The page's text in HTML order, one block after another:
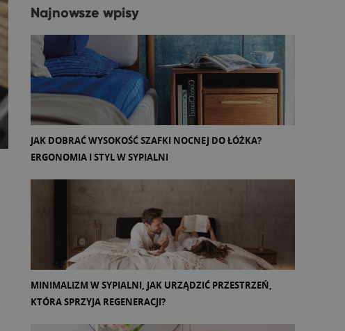
Najnowsze wpisy
JAK DOBRAĆ WYSOKOŚĆ SZAFKI NOCNEJ DO ŁÓŻKA?
ERGONOMIA I STYL W SYPIALNI
MINIMALIZM W SYPIALNI, JAK URZĄDZIĆ PRZESTRZEŃ,
KTÓRA SPRZYJA REGENERACJI?